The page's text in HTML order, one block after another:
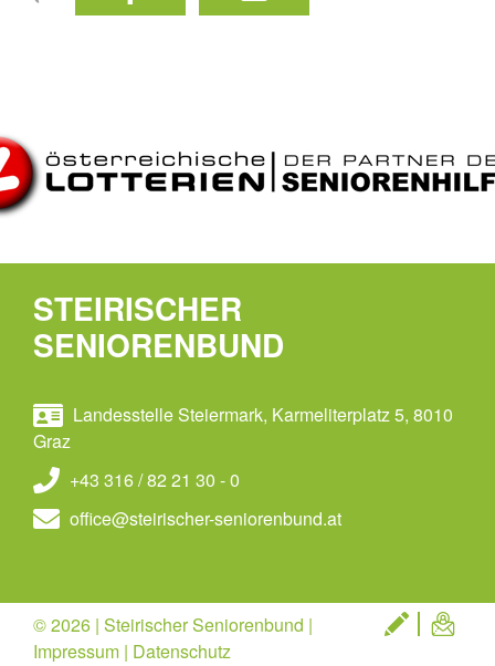
STEIRISCHER
SENIORENBUND
Landesstelle Steiermark, Karmeliterplatz 5, 8010
Graz
+43 316 / 82 21 30 - 0
office@steirischer-seniorenbund.at
© 2026 | Steirischer Seniorenbund |
Impressum | Datenschutz